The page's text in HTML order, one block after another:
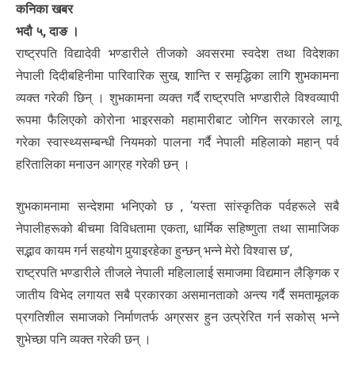
कनिका खबर
भदौ ५, दाङ ।
राष्ट्रपति विद्यादेवी भण्डारीले तीजको अवसरमा स्वदेश तथा विदेशका
नेपाली दिदीबहिनीमा पारिवारिक सुख, शान्ति र समृद्धिका लागि शुभकामना
व्यक्त गरेकी छिन् । शुभकामना व्यक्त गर्दै राष्ट्रपति भण्डारीले विश्वव्यापी
रूपमा फैलिएको कोरोना भाइरसको महामारीबाट जोगिन सरकारले लागू
गरेका स्वास्थ्यसम्बन्धी नियमको पालना गर्दै नेपाली महिलाको महान् पर्व
हरितालिका मनाउन आग्रह गरेकी छन् ।
शुभकामनामा सन्देशमा भनिएको छ , ‘यस्ता सांस्कृतिक पर्वहरूले सबै
नेपालीहरूको बीचमा विविधतामा एकता, धार्मिक सहिष्णुता तथा सामाजिक
सद्भाव कायम गर्न सहयोग पुर्‍याइरहेका हुन्छन् भन्ने मेरो विश्वास छ’,
राष्ट्रपति भण्डारीले तीजले नेपाली महिलालाई समाजमा विद्यमान लैङ्गिक र
जातीय विभेद लगायत सबै प्रकारका असमानताको अन्त्य गर्दै समतामूलक
प्रगतिशील समाजको निर्माणतर्फ अग्रसर हुन उत्प्रेरित गर्न सकोस् भन्ने
शुभेच्छा पनि व्यक्त गरेकी छन् ।